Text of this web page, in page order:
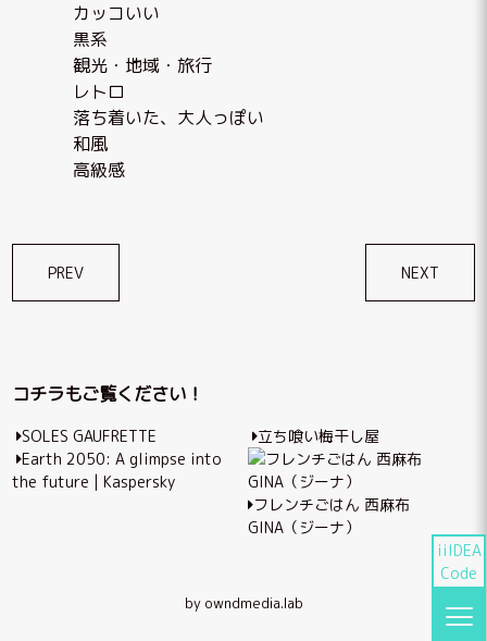
iiIDEA
Code
カッコいい
黒系
観光・地域・旅行
レトロ
落ち着いた、大人っぽい
和風
高級感
稿
ゲ
ー
シ
PREV NEXT
コチラもご覧ください！
SOLES GAUFRETTE
立ち喰い梅干し屋
Earth 2050: A glimpse into
the future | Kaspersky
フレンチごはん 西麻布
GINA（ジーナ）
by owndmedia.lab